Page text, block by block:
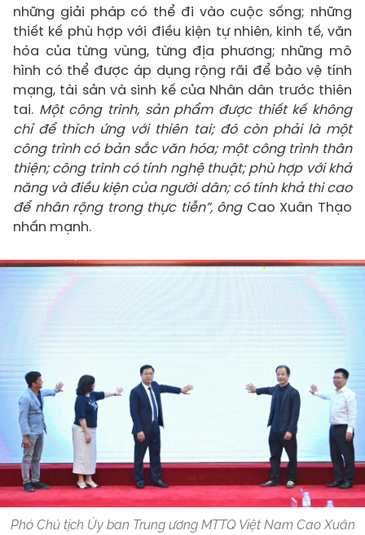
những giải pháp có thể đi vào cuộc sống; những
thiết kế phù hợp với điều kiện tự nhiên, kinh tế, văn
hóa của từng vùng, từng địa phương; những mô
hình có thể được áp dụng rộng rãi để bảo vệ tính
mạng, tài sản và sinh kế của Nhân dân trước thiên
tai. Một công trình, sản phẩm được thiết kế không
chỉ để thích ứng với thiên tai; đó còn phải là một
công trình có bản sắc văn hóa; một công trình thân
thiện; công trình có tính nghệ thuật; phù hợp với khả
năng và điều kiện của người dân; có tính khả thi cao
để nhân rộng trong thực tiễn”, ông Cao Xuân Thạo
nhấn mạnh.
Phó Chủ tịch Ủy ban Trung ương MTTQ Việt Nam Cao Xuân